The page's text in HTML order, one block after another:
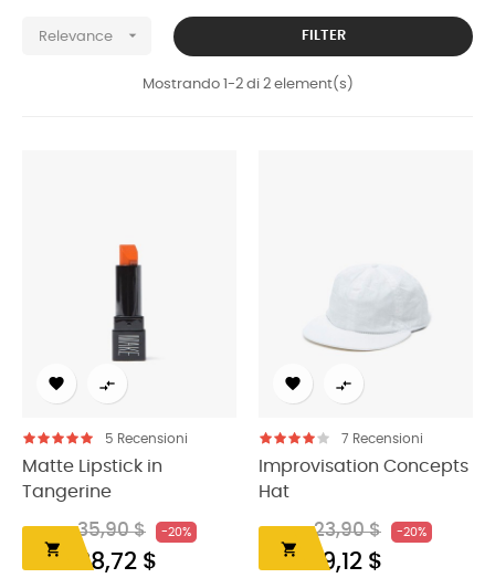
Relevance  FILTER
Mostrando 1-2 di 2 element(s)
 
5 Recensioni
Matte Lipstick in
Tangerine

35,90 $ -20%
28,72 $
 
7 Recensioni
Improvisation Concepts
Hat

23,90 $ -20%
19,12 $